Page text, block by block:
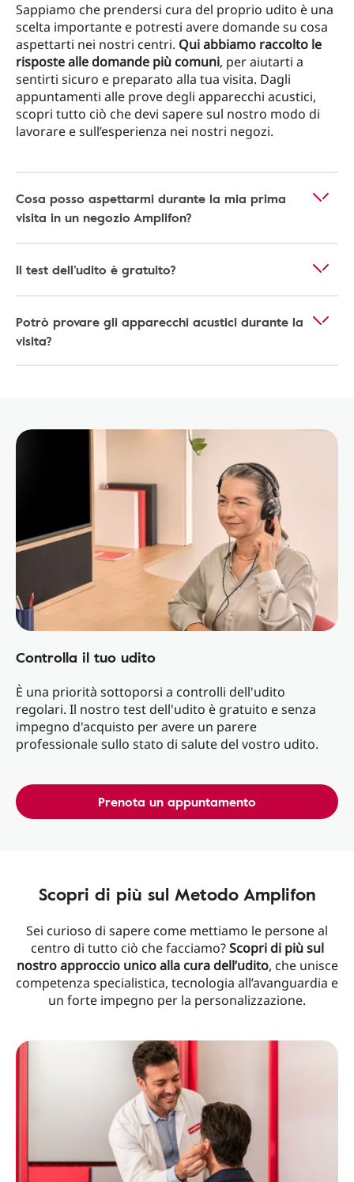
Sappiamo che prendersi cura del proprio udito è una
scelta importante e potresti avere domande su cosa
aspettarti nei nostri centri. Qui abbiamo raccolto le
risposte alle domande più comuni, per aiutarti a
sentirti sicuro e preparato alla tua visita. Dagli
appuntamenti alle prove degli apparecchi acustici,
scopri tutto ciò che devi sapere sul nostro modo di
lavorare e sull’esperienza nei nostri negozi.
Cosa posso aspettarmi durante la mia prima
visita in un negozio Amplifon?
Il test dell’udito è gratuito?
Potrò provare gli apparecchi acustici durante la
visita?
Controlla il tuo udito
È una priorità sottoporsi a controlli dell'udito
regolari. Il nostro test dell'udito è gratuito e senza
impegno d'acquisto per avere un parere
professionale sullo stato di salute del vostro udito.
Prenota un appuntamento
Scopri di più sul Metodo Amplifon
Sei curioso di sapere come mettiamo le persone al
centro di tutto ciò che facciamo?Scopri di più sul
nostro approccio unico alla cura dell’udito, che unisce
competenza specialistica, tecnologia all’avanguardia e
un forte impegno per la personalizzazione.